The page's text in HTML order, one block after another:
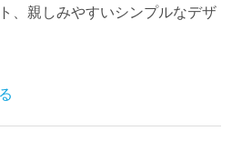
、親しみやすいシンプルなデザ